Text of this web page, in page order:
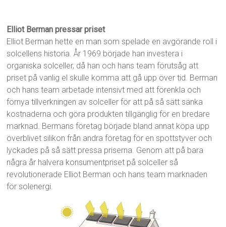
Elliot Berman pressar priset
Elliot Berman hette en man som spelade en avgörande roll i
solcellens historia. År 1969 började han investera i
organiska solceller, då han och hans team förutsåg att
priset på vanlig el skulle komma att gå upp över tid. Berman
och hans team arbetade intensivt med att förenkla och
förnya tillverkningen av solceller för att på så sätt sänka
kostnaderna och göra produkten tillgänglig för en bredare
marknad. Bermans företag började bland annat köpa upp
överblivet silikon från andra företag för en spottstyver och
lyckades på så sätt pressa priserna. Genom att på bara
några år halvera konsumentpriset på solceller så
revolutionerade Elliot Berman och hans team marknaden
för solenergi.